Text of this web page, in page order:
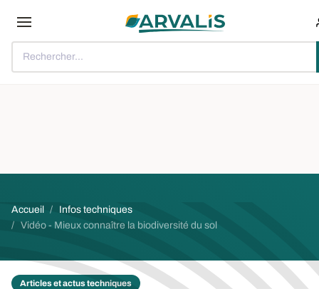
Rechercher...
Fil d'Ariane
Accueil
Infos techniques
Vidéo - Mieux connaître la biodiversité du sol
Articles et actus techniques